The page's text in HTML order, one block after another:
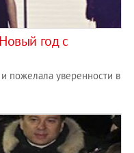
год с
пожелала уверенности в